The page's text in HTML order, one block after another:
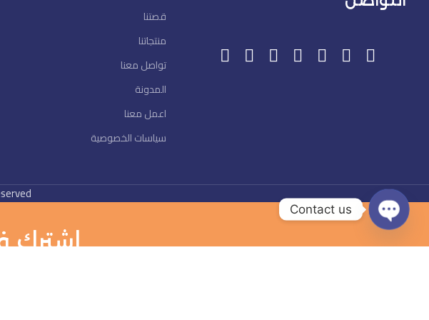
قصتنا
منتجاتنا
تواصل معنا
المدونة
اعمل معنا
سياسات الخصوصية
اشترك
Contact us